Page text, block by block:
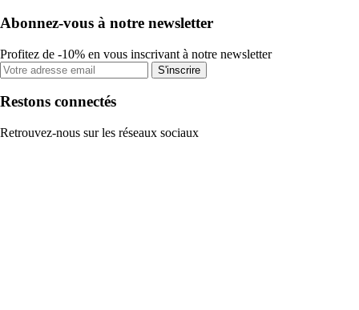
Abonnez-vous à notre newsletter
Profitez de -10% en vous inscrivant à notre newsletter
S'inscrire
Restons connectés
Retrouvez-nous sur les réseaux sociaux